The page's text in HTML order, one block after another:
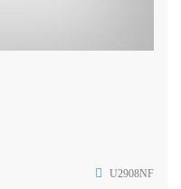
U2908NF